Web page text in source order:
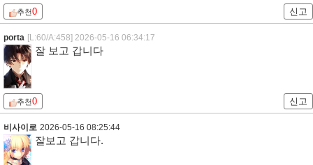
추천0 신고
porta [L:60/A:458] 2026-05-16 06:34:17
잘 보고 갑니다
추천0 신고
비사이로 2026-05-16 08:25:44
잘보고 갑니다.